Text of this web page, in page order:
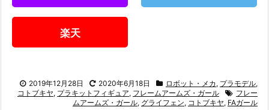
楽天
2019年12月28日 2020年6月18日 ロボット・メカ , プラモデル,
コトブキヤ, プラキットフィギュア, フレームアームズ・ガール
フレー
ムアームズ・ガール, グライフェン, コトブキヤ, FAガール